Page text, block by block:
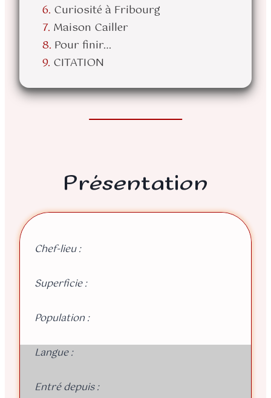
Curiosité à Fribourg
Maison Cailler
Pour finir…
CITATION
Présentation
Chef-lieu :
Superficie :
Population :
Langue :
Entré depuis :